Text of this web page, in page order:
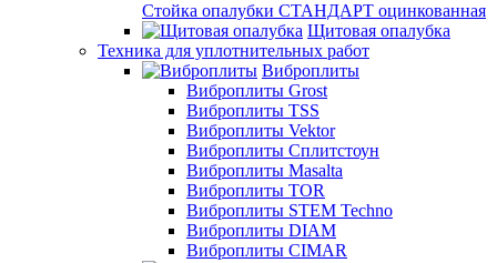
Стойка опалубки СТАНДАРТ оцинкованная
Щитовая опалубка
Техника для уплотнительных работ
Виброплиты
Виброплиты Grost
Виброплиты TSS
Виброплиты Vektor
Виброплиты Сплитстоун
Виброплиты Masalta
Виброплиты TOR
Виброплиты STEM Techno
Виброплиты DIAM
Виброплиты CIMAR